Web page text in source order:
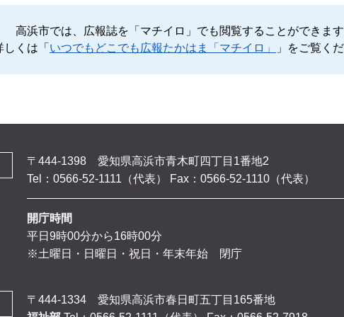
高浜市では、広報誌を「マチイロ」でも閲覧することができます
しくは「 いつでもどこでも広報たかはま「マチイロ」 」をご覧くだ
〒444-1398 愛知県高浜市青木町四丁目1番地2
Tel：0566-52-1111（代表）
Fax：0566-52-1110（代表）
開庁時間
平日9時00分から16時00分
※土曜日・日曜日・祝日・年末年始 閉庁
〒444-1334 愛知県高浜市春日町五丁目165番地